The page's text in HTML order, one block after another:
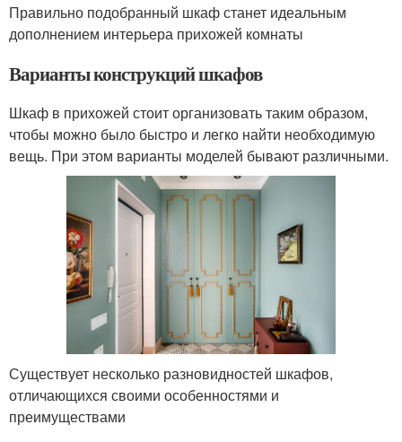
Правильно подобранный шкаф станет идеальным
дополнением интерьера прихожей комнаты
Варианты конструкций шкафов
Шкаф в прихожей стоит организовать таким образом,
чтобы можно было быстро и легко найти необходимую
вещь. При этом варианты моделей бывают различными.
Существует несколько разновидностей шкафов,
отличающихся своими особенностями и
преимуществами